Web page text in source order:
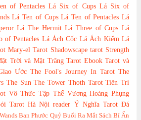
of Pentacles Lá Six of Cups Lá Six of
Lá Ten of Cups Lá Ten of Pentacles Lá
Lá The Hermit Lá Three of Cups Lá
of Pentacles Lá Ách Cốc Lá Ách Kiếm Lá
Mary-el Tarot Shadowscape tarot Strength
Trời và Mặt Trăng Tarot Ebook Tarot và
Ước The Fool's Journey In Tarot The
The Sun The Tower Thoth Tarot Tiên Tri
Vô Thức Tập Thể Vương Hoàng Phụng
Tarot Hà Nội reader Ý Nghĩa Tarot Đá
Ban Phước Quỷ Buổi Ra Mắt Sách Bí Ẩn